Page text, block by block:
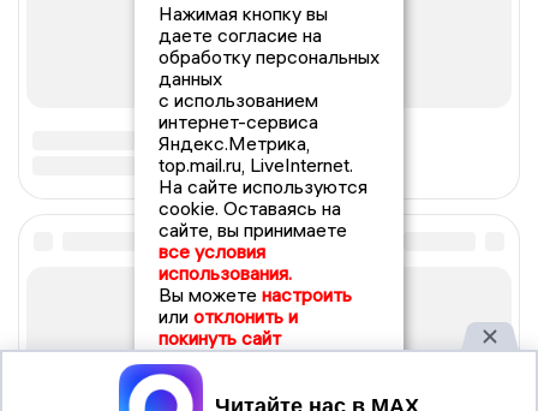
Нажимая кнопку вы
даете согласие на
обработку персональных
данных
с использованием
интернет-сервиса
Яндекс.Метрика,
top.mail.ru, LiveInternet.
На сайте используются
cookie. Оставаясь на
сайте, вы принимаете
все условия
использования.
Вы можете настроить
или отклонить и
покинуть сайт
Принять